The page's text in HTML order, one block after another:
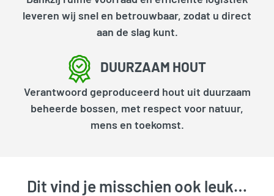
leveren wij snel en betrouwbaar, zodat u direct
aan de slag kunt.
DUURZAAM HOUT
Verantwoord geproduceerd hout uit duurzaam
beheerde bossen, met respect voor natuur,
mens en toekomst.
Dit vind je misschien ook leuk…